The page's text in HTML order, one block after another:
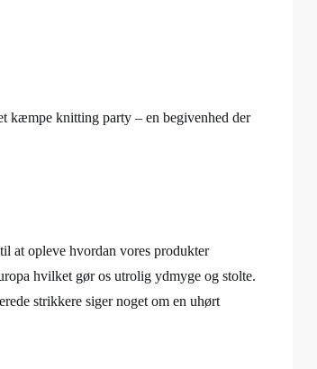
kæmpe knitting party – en begivenhed der
at opleve hvordan vores produkter
hvilket gør os utrolig ydmyge og stolte.
strikkere siger noget om en uhørt